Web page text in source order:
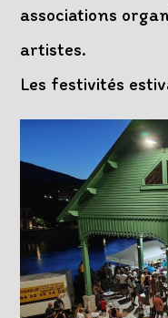
associations
artistes.
Les festivités